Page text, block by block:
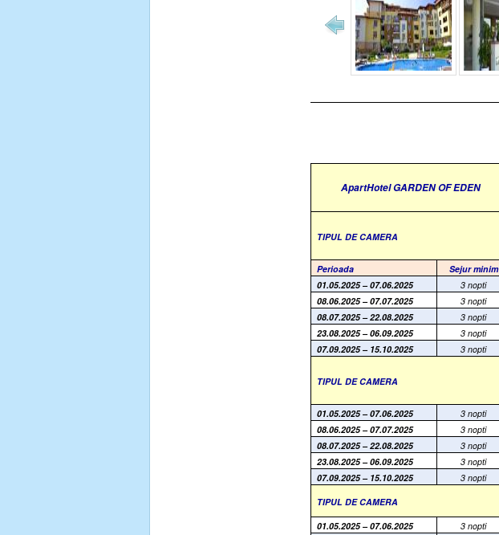
ApartHotelGARDEN OF EDEN
TIPUL DE CAMERA
Perioada
Sejur minim
01.05.2025 – 07.06.2025
3 nopti
08.06.2025 – 07.07.2025
3 nopti
08.07.2025 – 22.08.2025
3 nopti
23.08.2025 – 06.09.2025
3 nopti
07.09.2025 – 15.10.2025
3 nopti
TIPUL DE CAMERA
01.05.2025 – 07.06.2025
3 nopti
08.06.2025 – 07.07.2025
3 nopti
08.07.2025 – 22.08.2025
3 nopti
23.08.2025 – 06.09.2025
3 nopti
07.09.2025 – 15.10.2025
3 nopti
TIPUL DE CAMERA
01.05.2025 – 07.06.2025
3 nopti